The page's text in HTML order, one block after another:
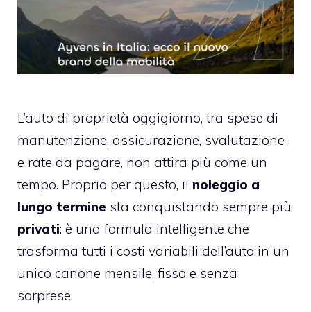
L’auto di proprietà oggigiorno, tra spese di
manutenzione, assicurazione, svalutazione
e rate da pagare, non attira più come un
tempo. Proprio per questo, il noleggio a
lungo termine sta conquistando sempre più
privati: è una formula intelligente che
trasforma tutti i costi variabili dell’auto in un
unico canone mensile, fisso e senza
sorprese.